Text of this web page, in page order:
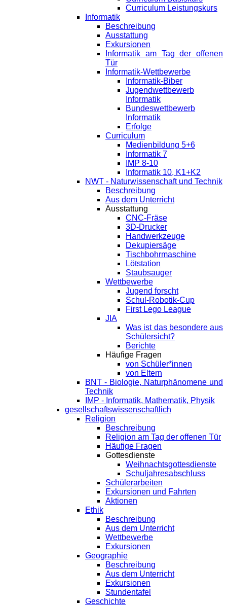
Curriculum Leistungskurs
Informatik
Beschreibung
Ausstattung
Exkursionen
Informatik am Tag der offenen
Tür
Informatik-Wettbewerbe
Informatik-Biber
Jugendwettbewerb
Informatik
Bundeswettbewerb
Informatik
Erfolge
Curriculum
Medienbildung 5+6
Informatik 7
IMP 8-10
Informatik 10, K1+K2
NWT - Naturwissenschaft und Technik
Beschreibung
Aus dem Unterricht
Ausstattung
CNC-Fräse
3D-Drucker
Handwerkzeuge
Dekupiersäge
Tischbohrmaschine
Lötstation
Staubsauger
Wettbewerbe
Jugend forscht
Schul-Robotik-Cup
First Lego League
JIA
Was ist das besondere aus
Schülersicht?
Berichte
Häufige Fragen
von Schüler*innen
von Eltern
BNT - Biologie, Naturphänomene und
Technik
IMP - Informatik, Mathematik, Physik
gesellschaftswissenschaftlich
Religion
Beschreibung
Religion am Tag der offenen Tür
Häufige Fragen
Gottesdienste
Weihnachtsgottesdienste
Schuljahresabschluss
Schülerarbeiten
Exkursionen und Fahrten
Aktionen
Ethik
Beschreibung
Aus dem Unterricht
Wettbewerbe
Exkursionen
Geographie
Beschreibung
Aus dem Unterricht
Exkursionen
Stundentafel
Geschichte